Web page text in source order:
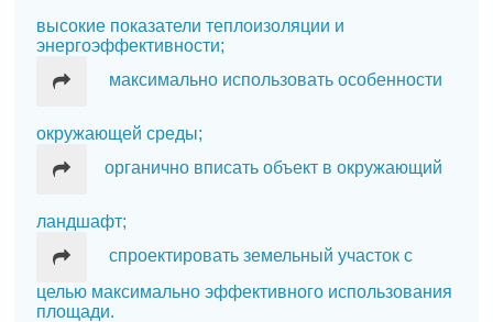
высокие показатели теплоизоляции и
энергоэффективности;
максимально использовать особенности
окружающей среды;
органично вписать объект в окружающий
ландшафт;
спроектировать земельный участок с
целью максимально эффективного использования
площади.